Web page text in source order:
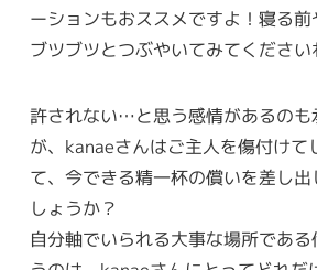
ーションもおススメですよ！寝る
ブツブツとつぶやいてみてください
許されない…と思う感情があるのも
が、kanaeさんはご主人を傷付けて
て、今できる精一杯の償いを差し
しょうか？
自分軸でいられる大事な場所であ